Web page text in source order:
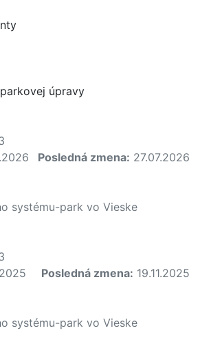
úpravy
Posledná zmena: 27.07.2026
systému-park vo Vieske
Posledná zmena: 19.11.2025
systému-park vo Vieske